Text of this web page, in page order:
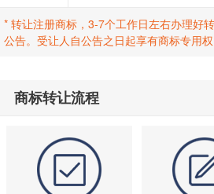
* 转让注册商标，3-7个工作日左右办理好
公告。受让人自公告之日起享有商标专用权
商标转让流程